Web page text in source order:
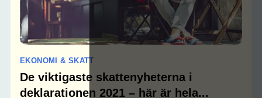
EKONOMI & SKATT
De viktigaste skattenyheterna i
deklarationen 2021 – här är hela...